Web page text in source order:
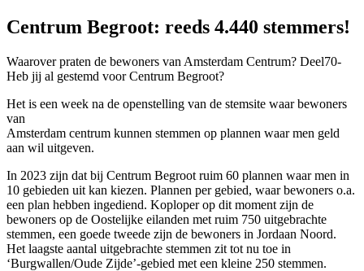
Centrum Begroot: reeds 4.440 stemmers!
Waarover praten de bewoners van Amsterdam Centrum? Deel70-
Heb jij al gestemd voor Centrum Begroot?
Het is een week na de openstelling van de stemsite waar bewoners
van
Amsterdam centrum kunnen stemmen op plannen waar men geld
aan wil uitgeven.
In 2023 zijn dat bij Centrum Begroot ruim 60 plannen waar men in
10 gebieden uit kan kiezen. Plannen per gebied, waar bewoners o.a.
een plan hebben ingediend. Koploper op dit moment zijn de
bewoners op de Oostelijke eilanden met ruim 750 uitgebrachte
stemmen, een goede tweede zijn de bewoners in Jordaan Noord.
Het laagste aantal uitgebrachte stemmen zit tot nu toe in
‘Burgwallen/Oude Zijde’-gebied met een kleine 250 stemmen.